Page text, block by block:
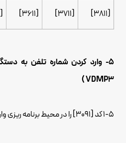
[3811]
[3711]
[3611]
[3511]
5- وارد کردن شماره تلفن به
VDMP3 )
1-5 کد [3091] را در محیط برنامه ریزی وارد کنید.